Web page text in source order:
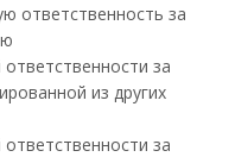
ответственность за
за
из других
за